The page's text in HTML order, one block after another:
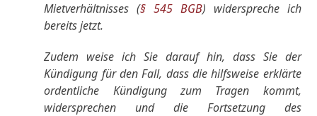
Mietverhältnisses (§ 545 BGB) widerspreche ich
bereits jetzt.
Zudem weise ich Sie darauf hin, dass Sie der
Kündigung für den Fall, dass die hilfsweise erklärte
ordentliche Kündigung zum Tragen kommt,
widersprechen und die Fortsetzung des